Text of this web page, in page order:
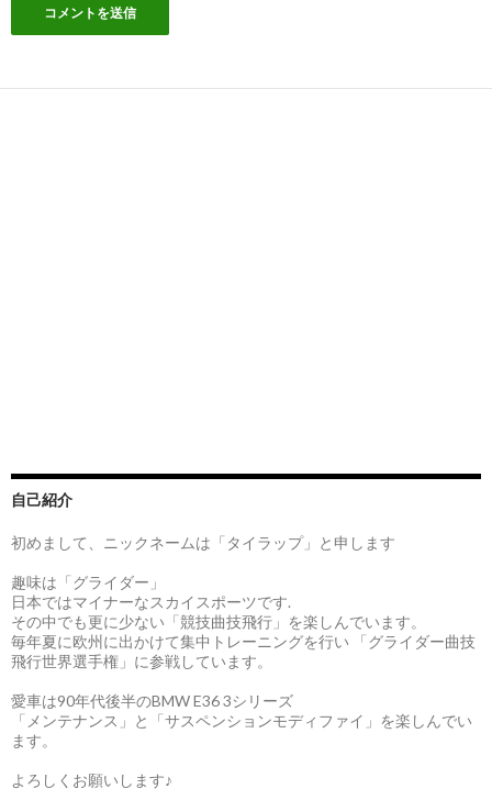
自己紹介
初めまして、ニックネームは「タイラップ」と申します
趣味は「グライダー」
日本ではマイナーなスカイスポーツです.
その中でも更に少ない「競技曲技飛行」を楽しんでいます。
毎年夏に欧州に出かけて集中トレーニングを行い 「グライダー曲技
飛行世界選手権」に参戦しています。
愛車は90年代後半のBMW E36 3シリーズ
「メンテナンス」と「サスペンションモディファイ」を楽しんでい
ます。
よろしくお願いします♪